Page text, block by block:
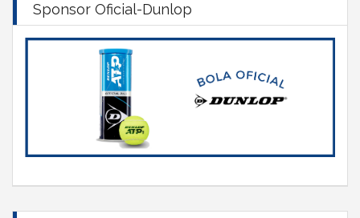
Sponsor Oficial-Dunlop